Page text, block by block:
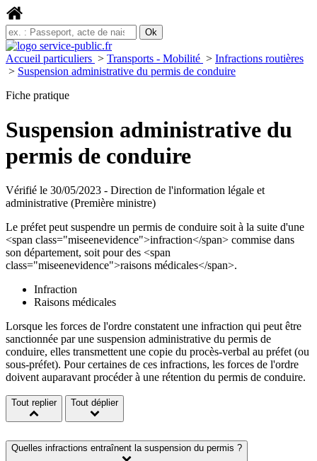
Accueil particuliers > Transports - Mobilité > Infractions routières
> Suspension administrative du permis de conduire
Fiche pratique
Suspension administrative du
permis de conduire
Vérifié le 30/05/2023 - Direction de l'information légale et
administrative (Première ministre)
Le préfet peut suspendre un permis de conduire soit à la suite d'une
<span class="miseenevidence">infraction</span> commise dans
son département, soit pour des <span
class="miseenevidence">raisons médicales</span>.
Infraction
Raisons médicales
Lorsque les forces de l'ordre constatent une infraction qui peut être
sanctionnée par une suspension administrative du permis de
conduire, elles transmettent une copie du procès-verbal au préfet (ou
sous-préfet). Pour certaines de ces infractions, les forces de l'ordre
doivent auparavant procéder à une rétention du permis de conduire.
Tout replier Tout déplier
Quelles infractions entraînent la suspension du permis ?